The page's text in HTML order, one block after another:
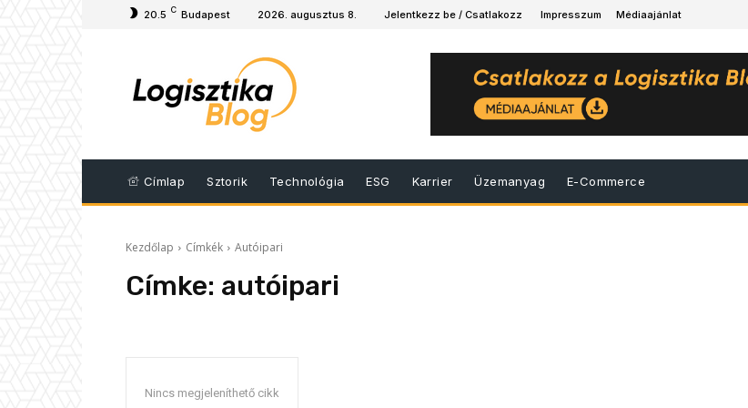
20.5 C Budapest 2026. augusztus 8. Jelentkezz be / Csatlakozz Impresszum Médiaajánlat
Címlap Sztorik Technológia ESG Karrier Üzemanyag E-Commerce
Kezdőlap Címkék Autóipari
Címke: autóipari
Nincs megjeleníthető cikk